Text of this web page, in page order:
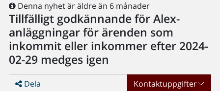
Denna nyhet är äldre än 6 månader
Tillfälligt godkännande för Alex-
anläggningar för ärenden som
inkommit eller inkommer efter 2024-
02-29 medges igen
Dela Kontaktuppgifter